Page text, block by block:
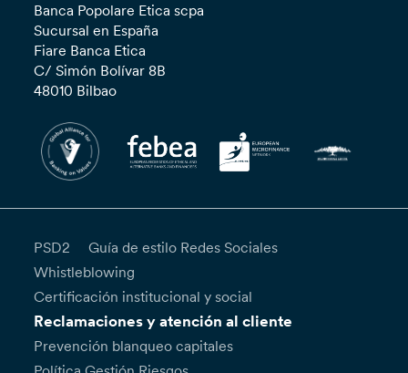
Banca Popolare Etica scpa
Sucursal en España
Fiare Banca Etica
C/ Simón Bolívar 8B
48010 Bilbao
PSD2
Guía de estilo Redes Sociales
Whistleblowing
Certificación institucional y social
Reclamaciones y atención al cliente
Prevención blanqueo capitales